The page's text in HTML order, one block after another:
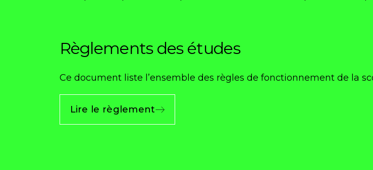
Règlements des études
Ce document liste l’ensemble des règles de fonctionnement de la
Lire le règlement